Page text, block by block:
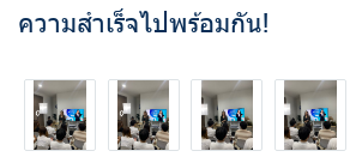
ความสำเร็จไปพร้อมกัน!